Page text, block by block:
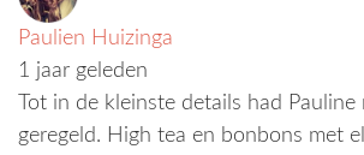
Paulien Huizinga
1 jaar geleden
Tot in de kleinste details had
geregeld. High tea en bonbons met